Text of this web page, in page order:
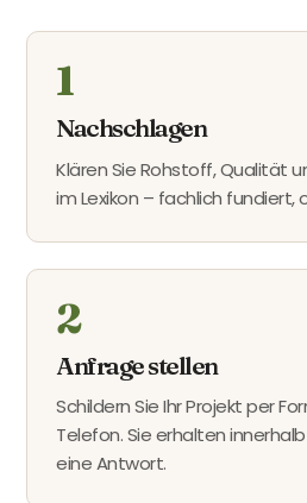
1
Nachschlagen
Klären Sie Rohstoff, Qualität
im Lexikon – fachlich fundiert,
2
Anfrage stellen
Schildern Sie Ihr Projekt per
Telefon. Sie erhalten
eine Antwort.